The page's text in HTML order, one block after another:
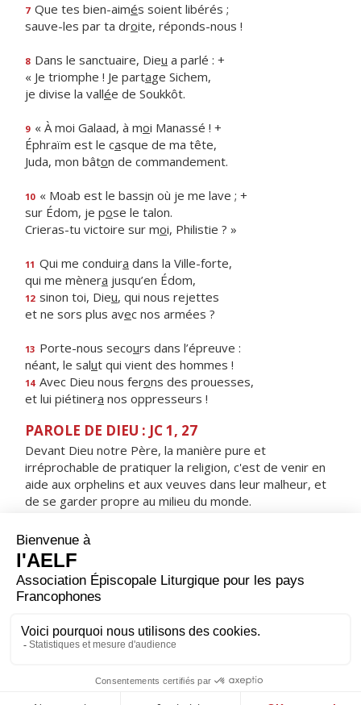
7 Que tes bien-aimés soient libérés ;
sauve-les par ta droite, réponds-nous !
8 Dans le sanctuaire, Dieu a parlé : +
« Je triomphe ! Je partage Sichem,
je divise la vallée de Soukkôt.
9 « À moi Galaad, à moi Manassé ! +
Éphraïm est le casque de ma tête,
Juda, mon bâton de commandement.
10 « Moab est le bassin où je me lave ; +
sur Édom, je pose le talon.
Crieras-tu victoire sur moi, Philistie ? »
11 Qui me conduira dans la Ville-forte,
qui me mènera jusqu’en Édom,
12 sinon toi, Dieu, qui nous rejettes
et ne sors plus avec nos armées ?
13 Porte-nous secours dans l’épreuve :
néant, le salut qui vient des hommes !
14 Avec Dieu nous ferons des prouesses,
et lui piétinera nos oppresseurs !
PAROLE DE DIEU : JC 1, 27
Devant Dieu notre Père, la manière pure et
irréprochable de pratiquer la religion, c'est de venir en
aide aux orphelins et aux veuves dans leur malheur, et
de se garder propre au milieu du monde.
RÉPONS
V/ Le sacrifice qui plaît à Dieu, c'est un esprit brisé :
ne repousse pas, mon Dieu, un cœur brisé, broyé.
ORAISON
long de ce Carême, pour que nous parvenions avec un